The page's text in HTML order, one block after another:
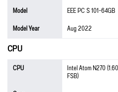
Model
EEE PC S 101-64GB
Model Year
Aug 2022
CPU
CPU Intel Atom N270
FSB)